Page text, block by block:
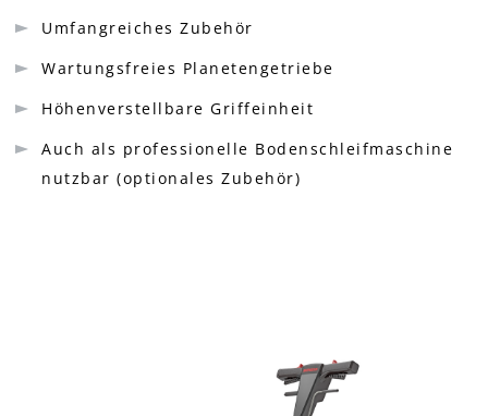
Umfangreiches Zubehör
Wartungsfreies Planetengetriebe
Höhenverstellbare Griffeinheit
Auch als professionelle Bodenschleifmaschine
nutzbar (optionales Zubehör)